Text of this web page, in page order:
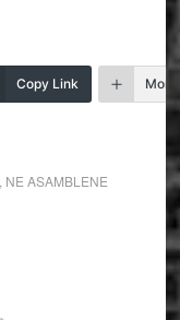
Copy Link More
NE ASAMBLENE